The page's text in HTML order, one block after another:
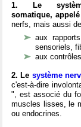
1. Le
somatique,
nerfs, mais aussi
aux
sensoriels,
aux
2. Le système
c'est-à-dire
", est associé du
muscles lisses, le
ou endocrines.